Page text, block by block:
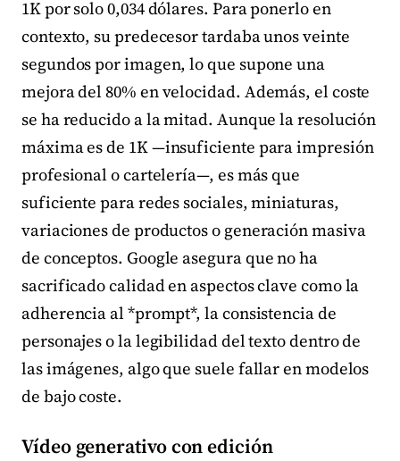
1K por solo 0,034 dólares. Para ponerlo en
contexto, su predecesor tardaba unos veinte
segundos por imagen, lo que supone una
mejora del 80% en velocidad. Además, el coste
se ha reducido a la mitad. Aunque la resolución
máxima es de 1K —insuficiente para impresión
profesional o cartelería—, es más que
suficiente para redes sociales, miniaturas,
variaciones de productos o generación masiva
de conceptos. Google asegura que no ha
sacrificado calidad en aspectos clave como la
adherencia al *prompt*, la consistencia de
personajes o la legibilidad del texto dentro de
las imágenes, algo que suele fallar en modelos
de bajo coste.
Vídeo generativo con edición